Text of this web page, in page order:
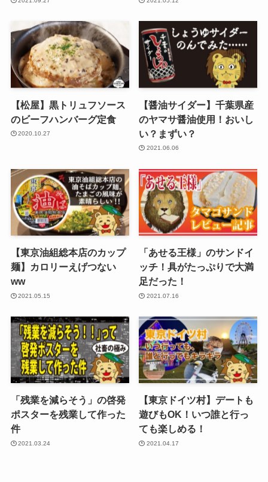
【松屋】黒トリュフソース
のビーフハンバーグ定食
2020.10.27
【醤油サイダー】千葉県産
のヤマサ醤油使用！おいし
い？まずい？
2021.06.06
【東京油組総本店のカップ
麺】カロリーえげつない
ww
2021.05.15
「あせる王様」のサンドイ
ッチ！具がたっぷりで大満
足だった！
2021.07.16
「残業を減らそう」の啓発
ポスターを残業して作った
件
2021.03.24
【東京ドイツ村】デートも
遊びもOK！いつ誰と行っ
ても楽しめる！
2021.04.17